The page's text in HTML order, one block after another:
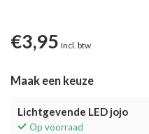
€3,95 Incl. btw
Maak een keuze
Lichtgevende LED jojo
Op voorraad